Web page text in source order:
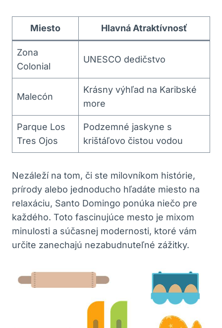
Miesto Hlavná Atraktívnosť
Zona
Colonial
UNESCO dedičstvo
Malecón
Krásny výhľad na Karibské
more
Parque Los
Tres Ojos
Podzemné jaskyne s
krištáľovo čistou vodou
Nezáleží na tom, či ste milovníkom histórie,
prírody alebo jednoducho hľadáte miesto na
relaxáciu, Santo Domingo ponúka niečo pre
každého. Toto fascinujúce mesto je mixom
minulosti a súčasnej modernosti, ktoré vám
určite zanechajú nezabudnuteľné zážitky.